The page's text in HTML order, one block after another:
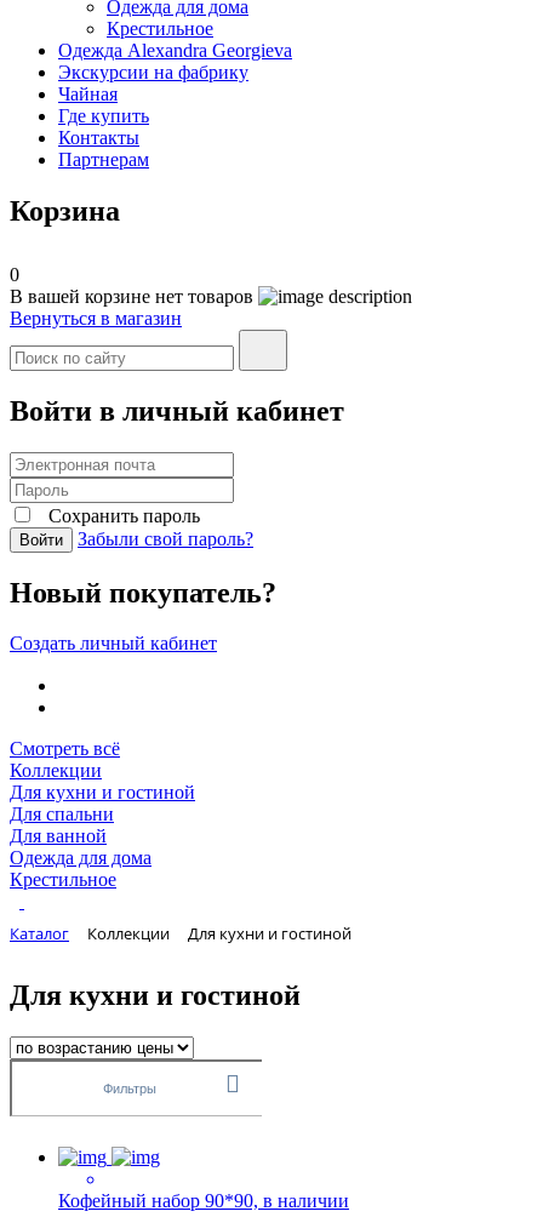
Одежда для дома
Крестильное
Одежда Alexandra Georgieva
Экскурсии на фабрику
Чайная
Где купить
Контакты
Партнерам
Корзина
0
В вашей корзине нет товаров
Вернуться в магазин
Войти в личный кабинет
Сохранить пароль
Войти Забыли свой пароль?
Новый покупатель?
Создать личный кабинет
Смотреть всё
Коллекции
Для кухни и гостиной
Для спальни
Для ванной
Одежда для дома
Крестильное
Каталог Коллекции Для кухни и гостиной
Для кухни и гостиной
Фильтры
Кофейный набор 90*90, в наличии